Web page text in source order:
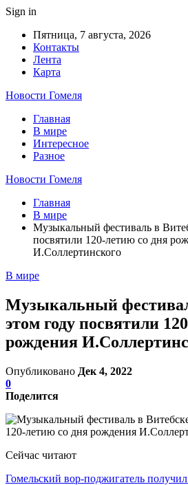
Sign in
Пятница, 7 августа, 2026
Контакты
Лента
Карта
Новости Гомеля
Главная
В мире
Интересное
Разное
Новости Гомеля
Главная
В мире
Музыкальный фестиваль в
посвятили 120-летию со дня
И.Соллертинского
В мире
Музыкальный
этом году посвятили
рождения
Опубликовано Дек 4, 2022
0
Поделится
Сейчас читают
Гомельский вор-поджигатель